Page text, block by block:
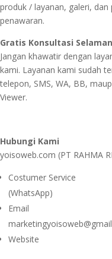
produk / layanan, galeri,
penawaran.
Gratis Konsultasi
Jangan khawatir dengan
kami. Layanan kami sudah
telepon, SMS, WA, BB,
Viewer.
Hubungi Kami
yoisoweb.com (PT RAHMA
Costumer Service
(WhatsApp)
Email :
Website